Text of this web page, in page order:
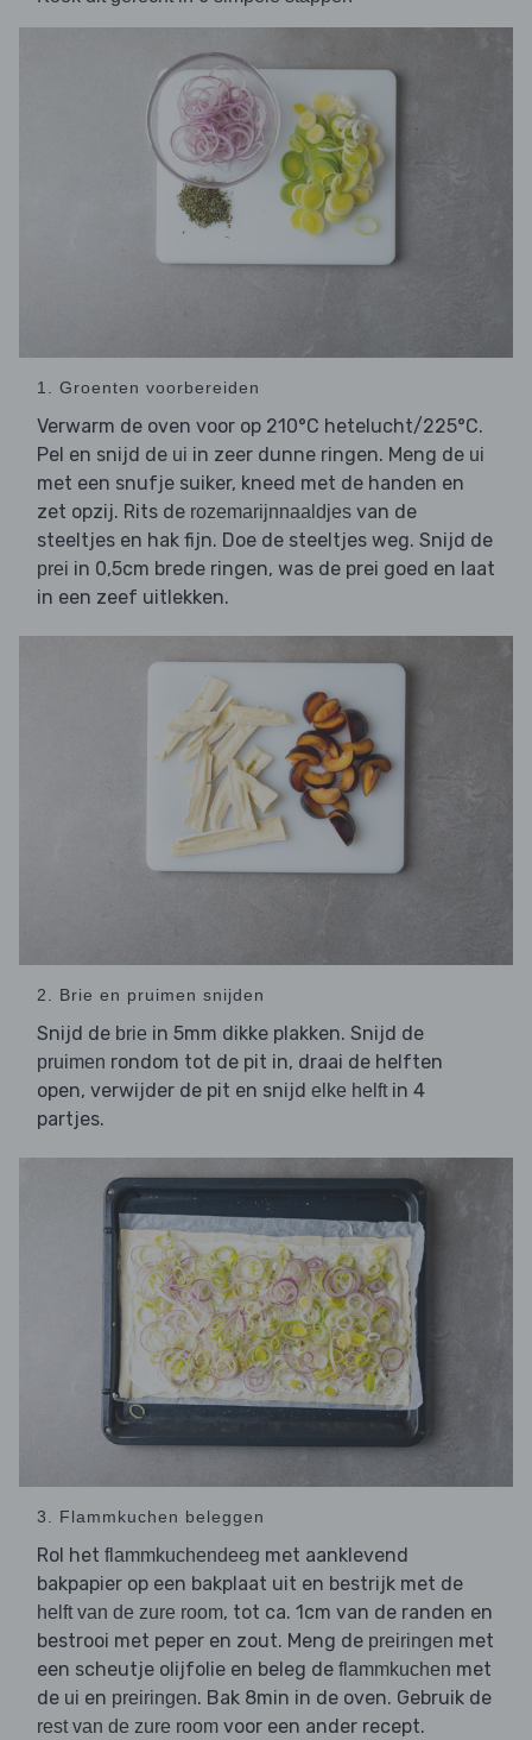
1. Groenten voorbereiden
Verwarm de oven voor op 210°C hetelucht/225°C.
Pel en snijd de ui in zeer dunne ringen. Meng de ui
met een snufje suiker, kneed met de handen en
zet opzij. Rits de rozemarijnnaaldjes van de
steeltjes en hak fijn. Doe de steeltjes weg. Snijd de
prei in 0,5cm brede ringen, was de prei goed en laat
in een zeef uitlekken.
2. Brie en pruimen snijden
Snijd de brie in 5mm dikke plakken. Snijd de
pruimen rondom tot de pit in, draai de helften
open, verwijder de pit en snijd elke helftin 4
partjes.
3. Flammkuchen beleggen
Rol het flammkuchendeeg met aanklevend
bakpapier op een bakplaat uit en bestrijk met de
helft van de zure room, tot ca. 1cm van de randen en
bestrooi met peper en zout. Meng de preiringen met
een scheutje olijfolie en beleg de flammkuchen met
de ui en preiringen. Bak 8min in de oven. Gebruik de
rest van de zure room voor een ander recept.